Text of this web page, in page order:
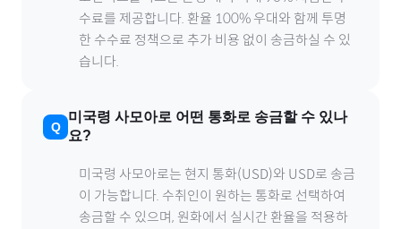
수료를 제공합니다. 환율 100% 우대와 함께 투명
한 수수료 정책으로 추가 비용 없이 송금하실 수 있
습니다.
미국령 사모아로 어떤 통화로 송금할 수 있나
요?
미국령 사모아로는 현지 통화(USD)와 USD로 송금
이 가능합니다. 수취인이 원하는 통화로 선택하여
송금할 수 있으며, 원화에서 실시간 환율을 적용하